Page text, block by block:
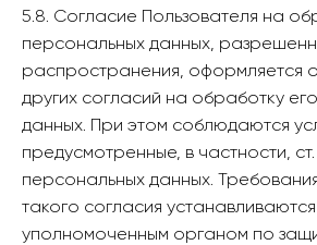
5.8. Согласие Пользователя на
персональных данных,
распространения, оформляется
других согласий на обработку
данных. При этом соблюдаются
предусмотренные, в частности,
персональных данных.
такого согласия устанавливаются
уполномоченным органом по